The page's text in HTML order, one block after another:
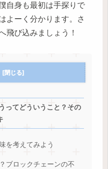
自身も最初は手探りで
よーく分かります。さ
飛び込みましょう！
ってどういうこと？その
を考えてみよう
ブロックチェーンの不